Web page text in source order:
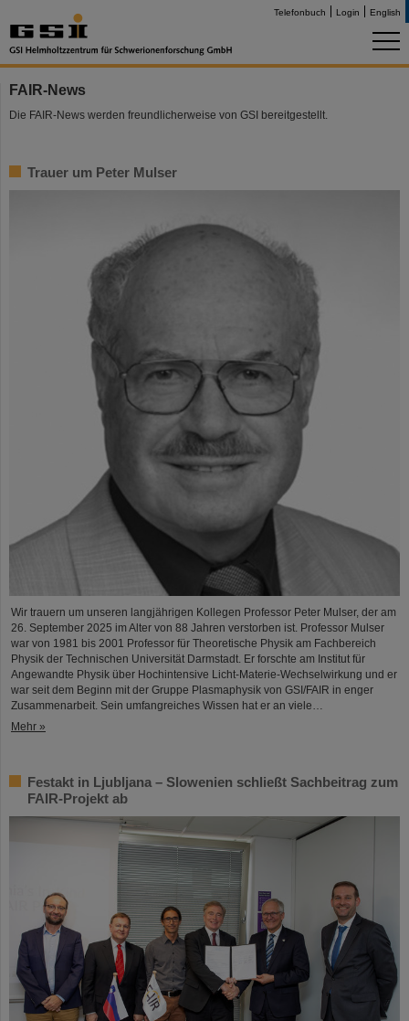
Telefonbuch Login English
FAIR-News
Die FAIR-News werden freundlicherweise von GSI bereitgestellt.
Trauer um Peter Mulser
Wir trauern um unseren langjährigen Kollegen Professor Peter Mulser, der am
26. September 2025 im Alter von 88 Jahren verstorben ist. Professor Mulser
war von 1981 bis 2001 Professor für Theoretische Physik am Fachbereich
Physik der Technischen Universität Darmstadt. Er forschte am Institut für
Angewandte Physik über Hochintensive Licht-Materie-Wechselwirkung und er
war seit dem Beginn mit der Gruppe Plasmaphysik von GSI/FAIR in enger
Zusammenarbeit. Sein umfangreiches Wissen hat er an viele…
Mehr »
Festakt in Ljubljana – Slowenien schließt Sachbeitrag zum
FAIR-Projekt ab